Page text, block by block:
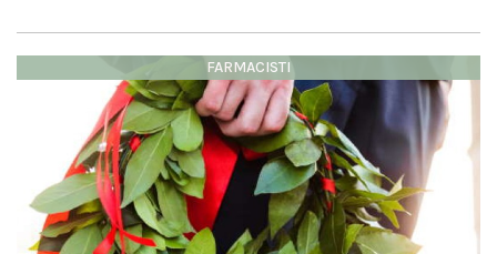
FARMACISTI